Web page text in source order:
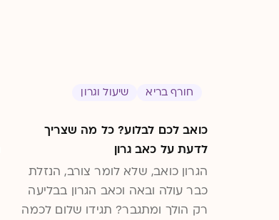
חורף בריא שיעול וגרון
כואב לכם לבלוע? כל מה שצריך
לדעת על כאב גרון
הגרון כואב, שלא לומר צורב, הנזלת
כבר עולה ובאה וכאב הגרון בבליעה
רק הולך ומתגבר? תגידו שלום לכמה